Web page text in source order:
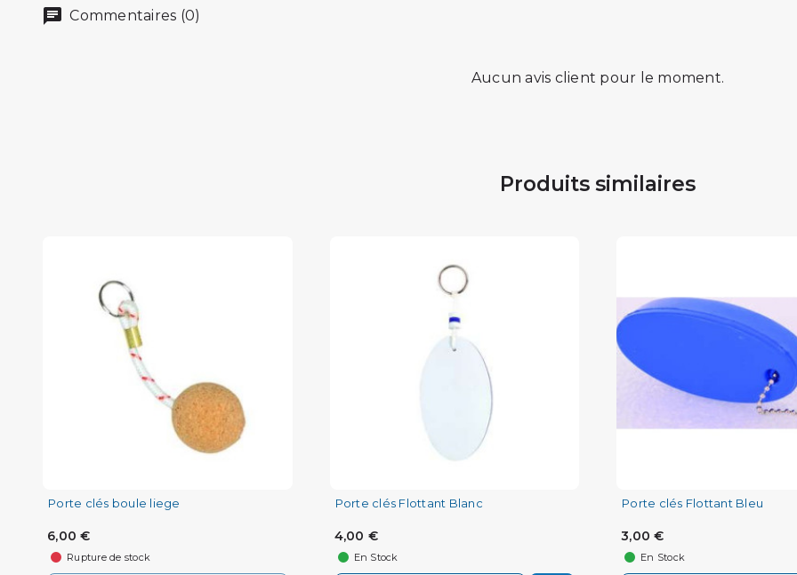
Commentaires (0)
Aucun avis client pour le moment.
Produits similaires
Porte clés boule liege
6,00 €
Rupture de stock
Porte clés Flottant Blanc
4,00 €
En Stock
Porte clés Flottant Bleu
3,00 €
En Stock